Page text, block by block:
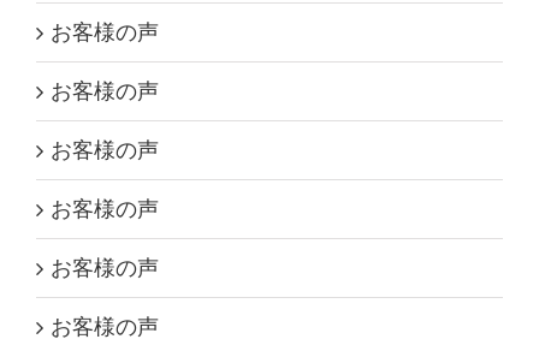
お客様の声
お客様の声
お客様の声
お客様の声
お客様の声
お客様の声